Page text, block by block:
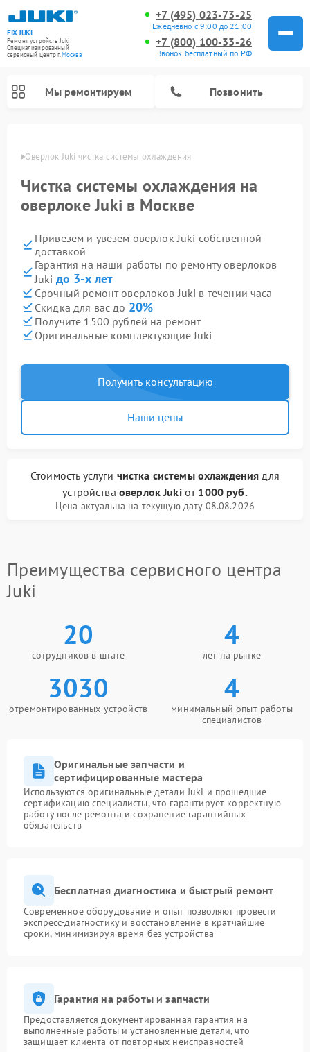
FIX-JUKI
Ремонт устройств Juki
Специализированный
cервисный центр г.Москва
+7 (495) 023-73-25
Ежедневно с 9:00 до 21:00
+7 (800) 100-33-26
Звонок бесплатный по РФ
Мы ремонтируем Позвонить
Оверлок Juki чистка системы охлаждения
Чистка системы охлаждения на
оверлоке Juki в Москве
Привезем и увезем оверлок Juki собственной
доставкой
Гарантия на наши работы по ремонту оверлоков
Juki до 3-х лет
Срочный ремонт оверлоков Juki в течении часа
Скидка для вас до 20%
Получите 1500 рублей на ремонт
Оригинальные комплектующие Juki
Получить консультацию
Наши цены
Стоимость услуги чистка системы охлаждения для
устройства оверлок Jukiот 1000 руб.
Цена актуальна на текущую дату 08.08.2026
Преимущества сервисного центра
Juki
20
сотрудников в штате
4
лет на рынке
3030
отремонтированных устройств
4
минимальный опыт работы
специалистов
Оригинальные запчасти и
сертифицированные мастера
Используются оригинальные детали Juki и прошедшие
сертификацию специалисты, что гарантирует корректную
работу после ремонта и сохранение гарантийных
обязательств
Бесплатная диагностика и быстрый ремонт
Современное оборудование и опыт позволяют провести
экспресс-диагностику и восстановление в кратчайшие
сроки, минимизируя время без устройства
Гарантия на работы и запчасти
Предоставляется документированная гарантия на
выполненные работы и установленные детали, что
защищает клиента от повторных неисправностей